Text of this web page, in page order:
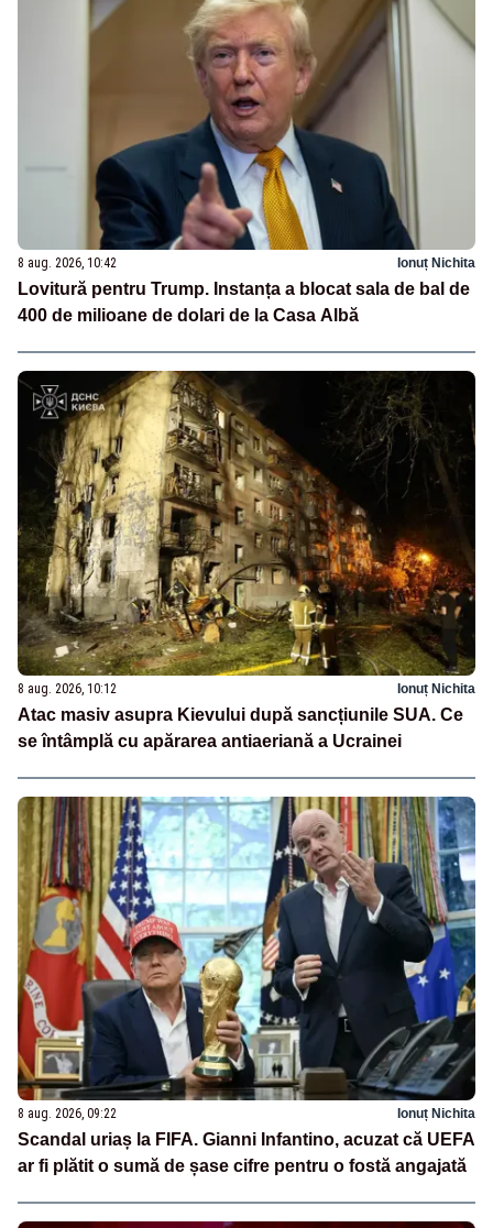
8 aug. 2026, 10:42 Ionuț Nichita
Lovitură pentru Trump. Instanța a blocat sala de bal de
400 de milioane de dolari de la Casa Albă
8 aug. 2026, 10:12 Ionuț Nichita
Atac masiv asupra Kievului după sancțiunile SUA. Ce
se întâmplă cu apărarea antiaeriană a Ucrainei
8 aug. 2026, 09:22 Ionuț Nichita
Scandal uriaș la FIFA. Gianni Infantino, acuzat că UEFA
ar fi plătit o sumă de șase cifre pentru o fostă angajată